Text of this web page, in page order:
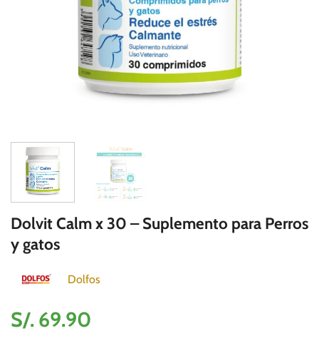
Dolvit Calm x 30 – Suplemento para Perros
y gatos
Dolfos
S/. 69.90